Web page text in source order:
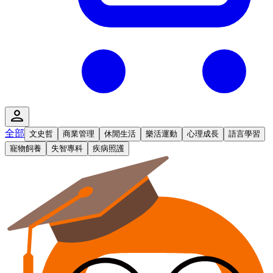
全部 文史哲 商業管理 休閒生活 樂活運動 心理成長
語言學習
寵物飼養
失智專科 疾病照護